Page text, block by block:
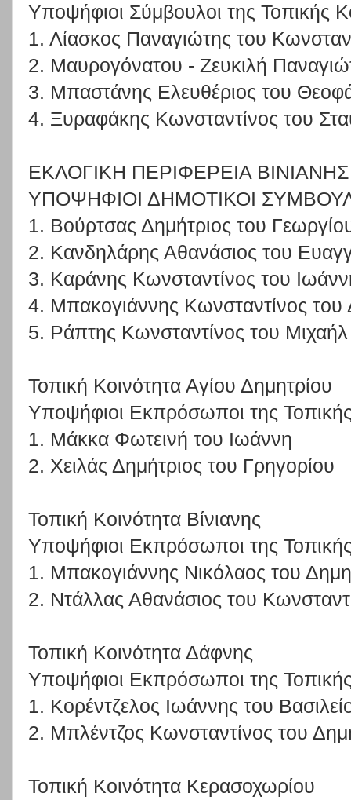
Υποψήφιοι Σύμβουλοι της Τοπικής
1. Λίασκος Παναγιώτης του
2. Μαυρογόνατου - Ζευκιλή
3. Μπαστάνης Ελευθέριος του
4. Ξυραφάκης Κωνσταντίνος του
ΕΚΛΟΓΙΚΗ ΠΕΡΙΦΕΡΕΙΑ ΒΙΝΙΑΝΗΣ
ΥΠΟΨΗΦΙΟΙ ΔΗΜΟΤΙΚΟΙ
1. Βούρτσας Δημήτριος του
2. Κανδηλάρης Αθανάσιος του
3. Καράνης Κωνσταντίνος του
4. Μπακογιάννης Κωνσταντίνος του
5. Ράπτης Κωνσταντίνος του Μιχαήλ
Τοπική Κοινότητα Αγίου Δημητρίου
Υποψήφιοι Εκπρόσωποι της
1. Μάκκα Φωτεινή του Ιωάννη
2. Χειλάς Δημήτριος του Γρηγορίου
Τοπική Κοινότητα Βίνιανης
Υποψήφιοι Εκπρόσωποι της
1. Μπακογιάννης Νικόλαος του
2. Ντάλλας Αθανάσιος του
Τοπική Κοινότητα Δάφνης
Υποψήφιοι Εκπρόσωποι της
1. Κορέντζελος Ιωάννης του
2. Μπλέντζος Κωνσταντίνος του
Τοπική Κοινότητα Κερασοχωρίου